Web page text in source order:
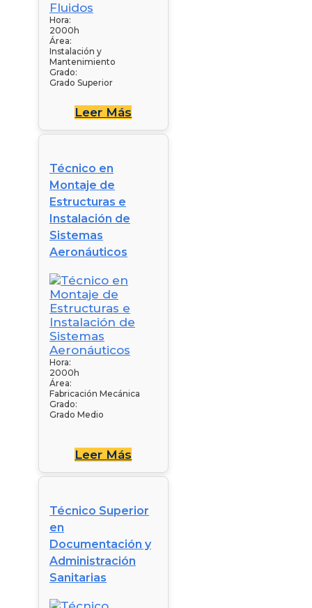
Hora:
2000h
Área:
Instalación y
Mantenimiento
Grado:
Grado Superior
Leer Más
Técnico en
Montaje de
Estructuras e
Instalación de
Sistemas
Aeronáuticos
Hora:
2000h
Área:
Fabricación Mecánica
Grado:
Grado Medio
Leer Más
Técnico Superior
en
Documentación y
Administración
Sanitarias